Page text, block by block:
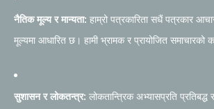
नैतिक मूल्य र मान्यता: हाम्रो पत्रकारिता सधैं पत्रकार
मूल्यमा आधारित छ। हामी भ्रामक र प्रायोजित समाचारको
सुशासन र लोकतन्त्र: लोकतान्त्रिक अभ्यासप्रति